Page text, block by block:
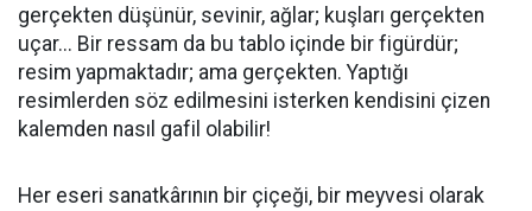
gerçekten düşünür, sevinir, ağlar; kuşları gerçekten
uçar... Bir ressam da bu tablo içinde bir figürdür;
resim yapmaktadır; ama gerçekten. Yaptığı
resimlerden söz edilmesini isterken kendisini çizen
kalemden nasıl gafil olabilir!
Her eseri sanatkârının bir çiçeği, bir meyvesi olarak